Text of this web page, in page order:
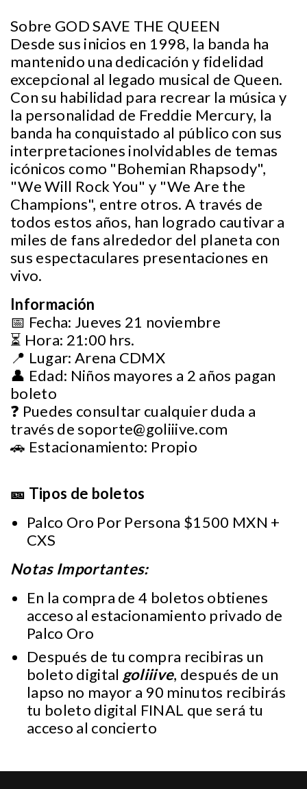
Sobre GOD SAVE THE QUEEN
Desde sus inicios en 1998, la banda ha
mantenido una dedicación y fidelidad
excepcional al legado musical de Queen.
Con su habilidad para recrear la música y
la personalidad de Freddie Mercury, la
banda ha conquistado al público con sus
interpretaciones inolvidables de temas
icónicos como "Bohemian Rhapsody",
"We Will Rock You" y "We Are the
Champions", entre otros. A través de
todos estos años, han logrado cautivar a
miles de fans alrededor del planeta con
sus espectaculares presentaciones en
vivo.
Información
📅 Fecha: Jueves 21 noviembre
⏳ Hora: 21:00 hrs.
📍 Lugar: Arena CDMX
👤 Edad: Niños mayores a 2 años pagan
boleto
❓ Puedes consultar cualquier duda a
través desoporte@goliiive.com
🚗 Estacionamiento: Propio
🎫 Tipos de boletos
Palco Oro Por Persona $1500 MXN +
CXS
Notas Importantes:
En la compra de 4 boletos obtienes
acceso al estacionamiento privado de
Palco Oro
Después de tu compra recibiras un
boleto digital goliiive, después de un
lapso no mayor a 90 minutos recibirás
tu boleto digital FINAL que será tu
acceso al concierto